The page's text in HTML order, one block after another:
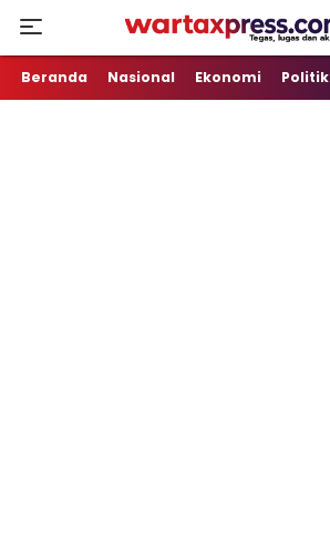
WartaXpress
Tegas, Lugas dan Akurat
Beranda Nasional Ekonomi Politik